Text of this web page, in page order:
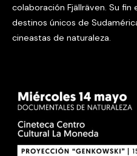
colaboración Fjällräven. Su
destinos únicos de
cineastas de naturaleza.